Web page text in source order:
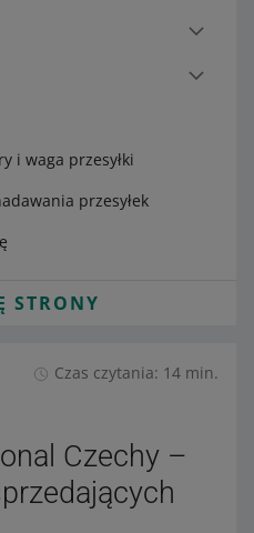
i waga przesyłki
przesyłek
STRONY
Czas czytania: 14 min.
Czechy –